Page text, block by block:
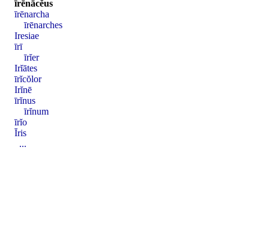
īrēnācĕus
īrēnarcha
īrēnarches
Iresiae
īrī
īrĭer
Irĭātes
īrĭcŏlor
Irĭnē
īrĭnus
īrĭnum
īrĭo
Īris
...